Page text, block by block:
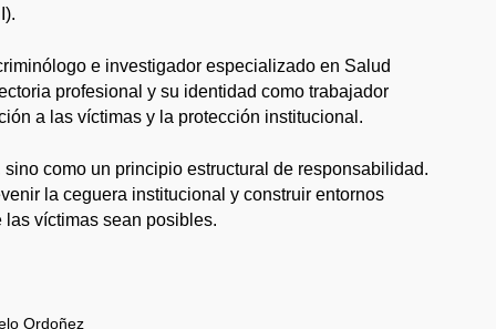
e investigador especializado en Salud
profesional y su identidad como trabajador
a las víctimas y la protección institucional.
como un principio estructural de responsabilidad.
la ceguera institucional y construir entornos
víctimas sean posibles.
Ordoñez